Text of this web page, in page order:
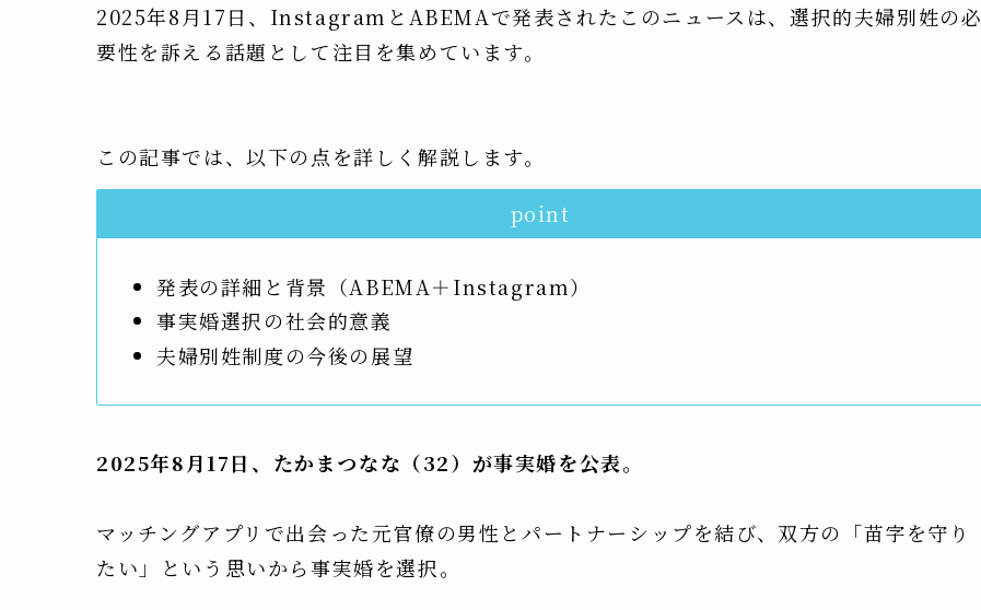
2025年8月17日、InstagramとABEMAで発表されたこのニュースは、選択的夫婦別姓の必
要性を訴える話題として注目を集めています。
この記事では、以下の点を詳しく解説します。
point
発表の詳細と背景（ABEMA＋Instagram）
事実婚選択の社会的意義
夫婦別姓制度の今後の展望
2025年8月17日、たかまつなな（32）が事実婚を公表。
マッチングアプリで出会った元官僚の男性とパートナーシップを結び、双方の「苗字を守り
たい」という思いから事実婚を選択。